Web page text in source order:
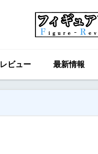
レビュー 最新情報